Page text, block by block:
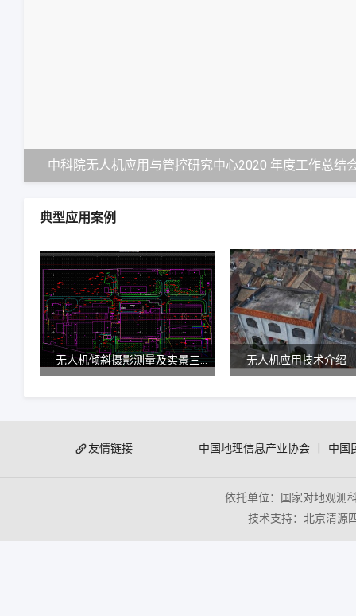
典型应用案例
无人机倾斜摄影测量及实景三维模型案例 无人机应用技术介绍
友情链接 中国地理信息产业协会 中国
依托单位：国家对地观测
技术支持：北京清源